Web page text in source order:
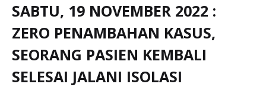
SABTU, 19 NOVEMBER 2022 :
ZERO PENAMBAHAN KASUS,
SEORANG PASIEN KEMBALI
SELESAI JALANI ISOLASI